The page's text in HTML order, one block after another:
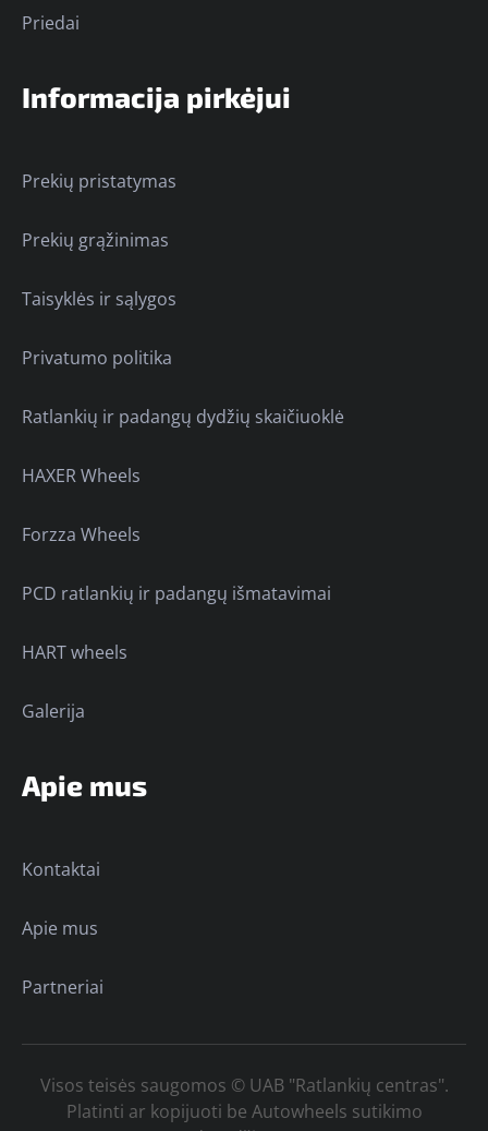
Priedai
Informacija pirkėjui
Prekių pristatymas
Prekių grąžinimas
Taisyklės ir sąlygos
Privatumo politika
Ratlankių ir padangų dydžių skaičiuoklė
HAXER Wheels
Forzza Wheels
PCD ratlankių ir padangų išmatavimai
HART wheels
Galerija
Apie mus
Kontaktai
Apie mus
Partneriai
Visos teisės saugomos © UAB "Ratlankių centras".
Platinti ar kopijuoti be Autowheels sutikimo